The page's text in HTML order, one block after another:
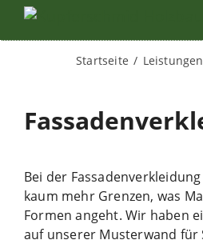
Startseite Leistungen
Bei der
kaum mehr Grenzen, was
Formen angeht. Wir haben
auf unserer Musterwand für